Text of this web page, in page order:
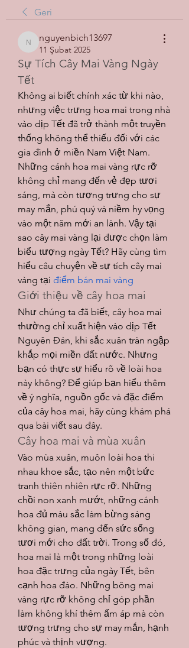
Geri
nguyenbich13697
nguyenbich13697
11 Şubat 2025
Sự Tích Cây Mai Vàng Ngày
Tết
Không ai biết chính xác từ khi nào,
nhưng việc trưng hoa mai trong nhà
vào dịp Tết đã trở thành một truyền
thống không thể thiếu đối với các
gia đình ở miền Nam Việt Nam.
Những cánh hoa mai vàng rực rỡ
không chỉ mang đến vẻ đẹp tươi
sáng, mà còn tượng trưng cho sự
may mắn, phú quý và niềm hy vọng
vào một năm mới an lành. Vậy tại
sao cây mai vàng lại được chọn làm
biểu tượng ngày Tết? Hãy cùng tìm
hiểu câu chuyện về sự tích cây mai
vàng tại điểm bán mai vàng
Giới thiệu về cây hoa mai
Như chúng ta đã biết, cây hoa mai
thường chỉ xuất hiện vào dịp Tết
Nguyên Đán, khi sắc xuân tràn ngập
khắp mọi miền đất nước. Nhưng
bạn có thực sự hiểu rõ về loài hoa
này không? Để giúp bạn hiểu thêm
về ý nghĩa, nguồn gốc và đặc điểm
của cây hoa mai, hãy cùng khám phá
qua bài viết sau đây.
Cây hoa mai và mùa xuân
Vào mùa xuân, muôn loài hoa thi
nhau khoe sắc, tạo nên một bức
tranh thiên nhiên rực rỡ. Những
chồi non xanh mướt, những cánh
hoa đủ màu sắc làm bừng sáng
không gian, mang đến sức sống
tươi mới cho đất trời. Trong số đó,
hoa mai là một trong những loài
hoa đặc trưng của ngày Tết, bên
cạnh hoa đào. Những bông mai
vàng rực rỡ không chỉ góp phần
làm không khí thêm ấm áp mà còn
tượng trưng cho sự may mắn, hạnh
phúc và thịnh vượng.